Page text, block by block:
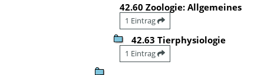
42.60 Zoologie: Allgemeines
1 Eintrag
42.63 Tierphysiologie
1 Eintrag